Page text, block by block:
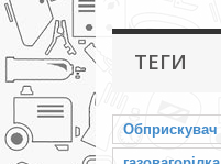
ТЕГИ
Обприскувач